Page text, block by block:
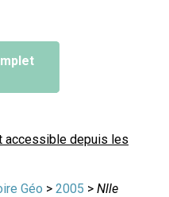
accessible depuis les
Géo > 2005 > Nlle